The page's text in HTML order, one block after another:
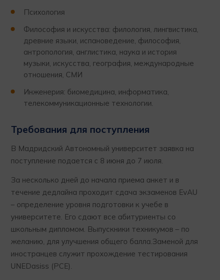
Психология
Философия и искусства: филология, лингвистика,
древние языки, испановедение, философия,
антропология, англистика, наука и история
музыки, искусства, география, международные
отношения, СМИ
Инженерия: биомедицина, информатика,
телекоммуникационные технологии.
Требования для поступления
В Мадридский Автономный университет заявка на
поступление подается с 8 июня до 7 июля.
За несколько дней до начала приема анкет и в
течение дедлайна проходит сдача экзаменов EvAU
– определение уровня подготовки к учебе в
университете. Его сдают все абитуриенты со
школьным дипломом. Выпускники техникумов – по
желанию, для улучшения общего балла.Заменой для
иностранцев служит прохождение тестирования
UNEDasiss (PCE).